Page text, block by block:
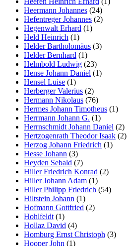
Heermann Johannes (24)
Hefentreger Johannes (2)
Hegenwalt Erhard (1)
Held Heinrich (1)
Helder Bartholomäus (3)
Helder Bernhard (1)
Helmbold Ludwig (23)
Hense Johann Daniel (1)
Hensel Luise (1)
Herberger Valerius (2)
Hermann Nikolaus (76)
Hermes Johann Timotheus (1)
Herrmann Johann G. (1)
Herrnschmidt Johann Daniel (2)
Hertzogenrath Theodor Isaak (2)
Herzog Johann Friedrich (1)
Hesse Johann (3)
Heyden Sebald (7)
Hiller Friedrich Konrad (2)
Hiller Johann Adam (1)
Hiller Philipp Friedrich (54)
Hiltstein Johann (1)
Hofmann Gottfried (2)
Hohlfeldt (1)
Hollaz David (4)
Homburg Ernst Christoph (3)
Hooper John (1)